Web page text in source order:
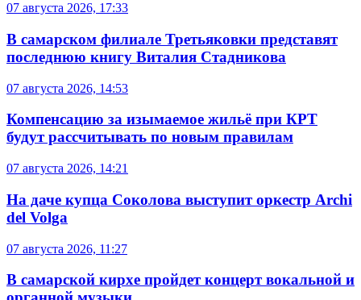
07 августа 2026, 17:33
В самарском филиале Третьяковки представят
последнюю книгу Виталия Стадникова
07 августа 2026, 14:53
Компенсацию за изымаемое жильё при КРТ
будут рассчитывать по новым правилам
07 августа 2026, 14:21
На даче купца Соколова выступит оркестр Archi
del Volga
07 августа 2026, 11:27
В самарской кирхе пройдет концерт вокальной и